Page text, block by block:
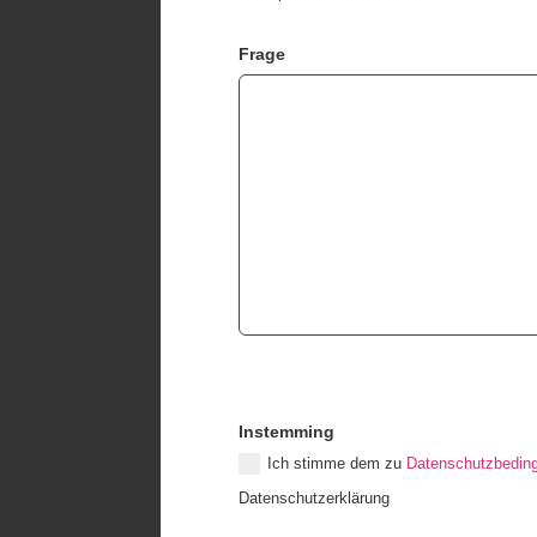
Frage
Instemming
Ich stimme dem zu
Datenschutzerklärung